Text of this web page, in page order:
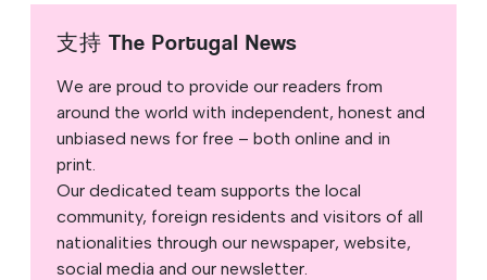
支持 The Portugal News
We are proud to provide our readers from
around the world with independent, honest and
unbiased news for free – both online and in
print.
Our dedicated team supports the local
community, foreign residents and visitors of all
nationalities through our newspaper, website,
social media and our newsletter.